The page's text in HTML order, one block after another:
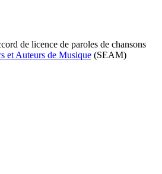
de licence de paroles de chansons
et Auteurs de Musique (SEAM)